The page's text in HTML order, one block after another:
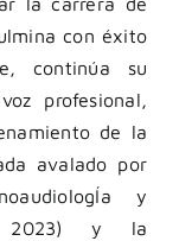
con éxito
continúa su
profesional,
de la
avalado por
y
2023) y la